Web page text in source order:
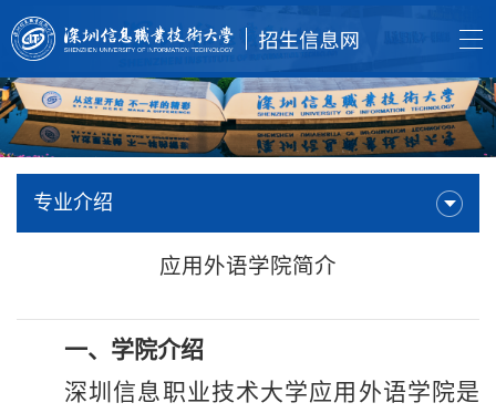
专业介绍
应用外语学院简介
一、 学院介绍
深圳信息职业技术大学应用外语学院是